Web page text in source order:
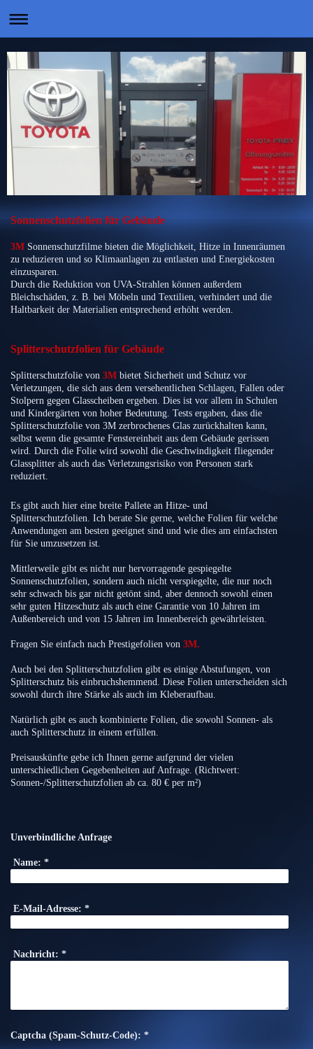
Sonnenschutzfolien für Gebäude
3M Sonnenschutzfilme bieten die Möglichkeit, Hitze in Innenräumen
zu reduzieren und so Klimaanlagen zu entlasten und Energiekosten
einzusparen.
Durch die Reduktion von UVA-Strahlen können außerdem
Bleichschäden, z. B. bei Möbeln und Textilien, verhindert und die
Haltbarkeit der Materialien entsprechend erhöht werden.
Splitterschutzfolien für Gebäude
Splitterschutzfolie von 3M bietet Sicherheit und Schutz vor
Verletzungen, die sich aus dem versehentlichen Schlagen, Fallen oder
Stolpern gegen Glasscheiben ergeben. Dies ist vor allem in Schulen
und Kindergärten von hoher Bedeutung. Tests ergaben, dass die
Splitterschutzfolie von 3M zerbrochenes Glas zurückhalten kann,
selbst wenn die gesamte Fenstereinheit aus dem Gebäude gerissen
wird. Durch die Folie wird sowohl die Geschwindigkeit fliegender
Glassplitter als auch das Verletzungsrisiko von Personen stark
reduziert.
Es gibt auch hier eine breite Pallete an Hitze- und
Splitterschutzfolien. Ich berate Sie gerne, welche Folien für welche
Anwendungen am besten geeignet sind und wie dies am einfachsten
für Sie umzusetzen ist.
Mittlerweile gibt es nicht nur hervorragende gespiegelte
Sonnenschutzfolien, sondern auch nicht verspiegelte, die nur noch
sehr schwach bis gar nicht getönt sind, aber dennoch sowohl einen
sehr guten Hitzeschutz als auch eine Garantie von 10 Jahren im
Außenbereich und von 15 Jahren im Innenbereich gewährleisten.
Fragen Sie einfach nach Prestigefolien von 3M.
Auch bei den Splitterschutzfolien gibt es einige Abstufungen, von
Splitterschutz bis einbruchshemmend. Diese Folien unterscheiden sich
sowohl durch ihre Stärke als auch im Kleberaufbau.
Natürlich gibt es auch kombinierte Folien, die sowohl Sonnen- als
auch Splitterschutz in einem erfüllen.
Preisauskünfte gebe ich Ihnen gerne aufgrund der vielen
unterschiedlichen Gegebenheiten auf Anfrage. (Richtwert:
Sonnen-/Splitterschutzfolien ab ca. 80 € per m²)
Unverbindliche Anfrage
Name: *
E-Mail-Adresse: *
Nachricht: *
Captcha (Spam-Schutz-Code): *